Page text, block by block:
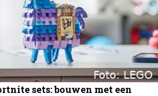
sets: bouwen met een